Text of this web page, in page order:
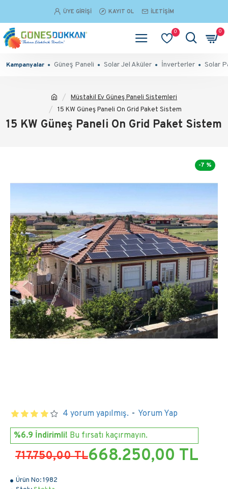
ÜYE GIRIŞI KAYIT OL İLETIŞIM
0 0
Kampanyalar Güneş Paneli Solar Jel Aküler İnverterler Solar
Müstakil Ev Güneş Paneli Sistemleri
15 KW Güneş Paneli On Grid Paket Sistem
15 KW Güneş Paneli On Grid Paket Sistem
-7 %
Ürün No:1982
4 yorum yapılmış. - Yorum Yap
%6.9 İndirimli! Bu fırsatı kaçırmayın.
717.750,00 TL668.250,00 TL